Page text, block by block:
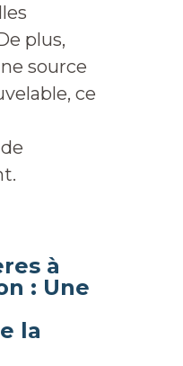
plus,
source
ce
à
: Une
la